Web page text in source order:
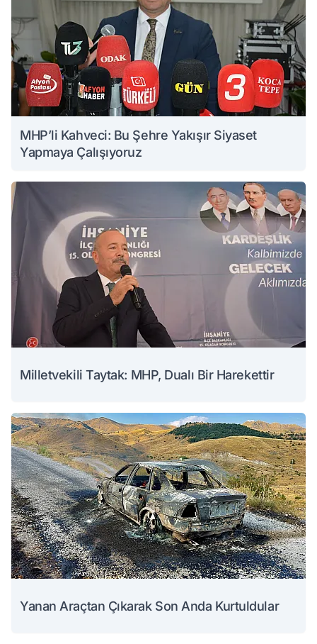
MHP’li Kahveci: Bu Şehre Yakışır Siyaset
Yapmaya Çalışıyoruz
Milletvekili Taytak: MHP, Dualı Bir Harekettir
Yanan Araçtan Çıkarak Son Anda Kurtuldular